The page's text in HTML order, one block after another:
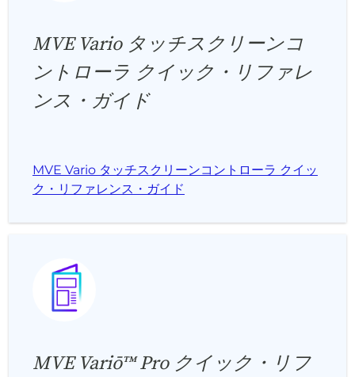
MVE Vario タッチスクリーンコ
ントローラ クイック・リファレ
ンス・ガイド
MVE Vario タッチスクリーンコントローラ クイッ
ク・リファレンス・ガイド
MVE Variō™ Pro クイック・リフ